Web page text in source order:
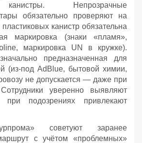
Непрозрачные
обязательно проверяют на
канистр обязательна
маркировка (знаки «пламя»,
маркировка UN в кружке).
предназначенная для
(из‑под AdBlue, бытовой химии,
не допускается — даже при
уверенно выявляют
при подозрениях привлекают
советуют заранее
с учётом «проблемных»